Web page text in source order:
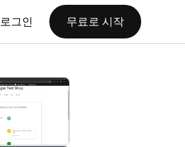
로그인 무료로 시작